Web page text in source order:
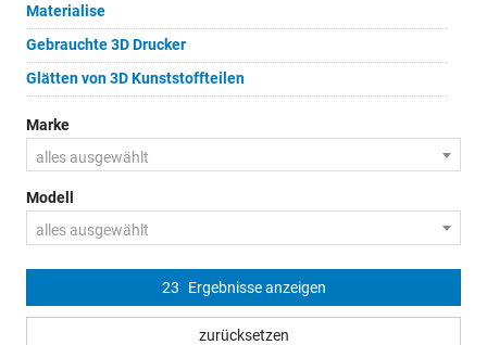
Materialise
Gebrauchte 3D Drucker
Glätten von 3D Kunststoffteilen
Marke
alles ausgewählt
Modell
alles ausgewählt
23 Ergebnisse anzeigen
zurücksetzen